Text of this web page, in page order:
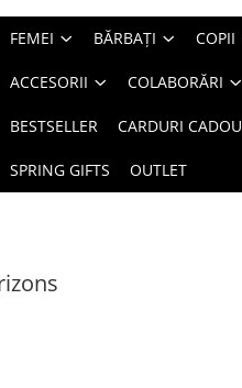
FEMEI BĂRBAȚI COPII
ACCESORII COLABORĂRI
BESTSELLER CARDURI CADOU
SPRING GIFTS OUTLET